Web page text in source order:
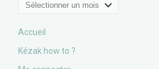
Accueil
Kézak how to ?